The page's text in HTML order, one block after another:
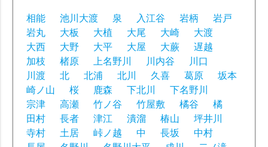
相能 池川大渡 泉 入江谷 岩柄
岩戸
岩丸
大板 大植 大尾 大崎
大渡
大西
大野 大平 大屋 大蕨
遅越
加枝
楮原 上名野川 川内谷
川口
川渡
北 北浦 北川 久喜 葛原
坂本
崎ノ山
桜 鹿森 下北川
下名野川
宗津
高瀬 竹ノ谷 竹屋敷 橘谷
橘
田村
長者 津江 潰溜 椿山
坪井川
寺村
土居 峠ノ越 中 長坂
中村